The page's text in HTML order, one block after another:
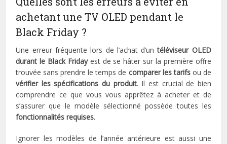
achetant une TV OLED pendant le
Black Friday ?
Une erreur fréquente lors de l’achat d’untéléviseur OLED
durant le Black Fridayest de se hâter sur la première offre
trouvée sans prendre le temps de comparer les tarifsou de
vérifier les spécifications du produit. Il est crucial de bien
comprendre ce que vous vous apprêtez à acheter et de
s’assurer que le modèle sélectionné possède toutes les
fonctionnalités requises.
Ignorer les modèles de l’année antérieure est aussi une